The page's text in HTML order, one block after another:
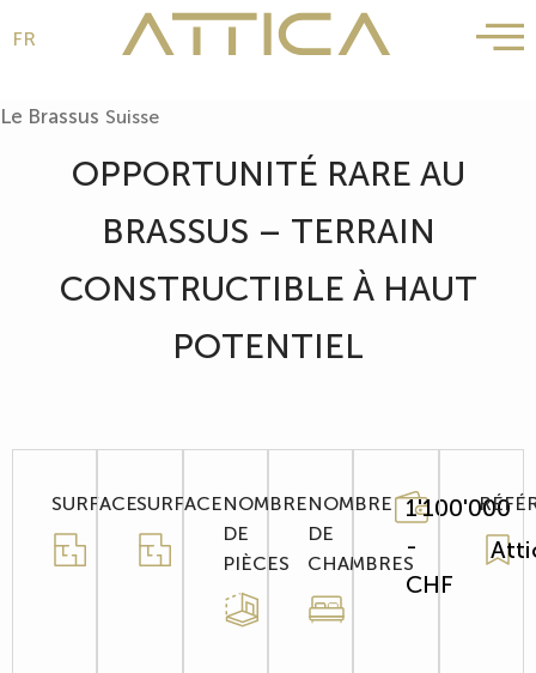
contenu
FR
Le Brassus Suisse
OPPORTUNITÉ RARE AU
BRASSUS – TERRAIN
CONSTRUCTIBLE À HAUT
POTENTIEL
SURFACESURFACENOMBRE
DE
PIÈCES
NOMBRE
DE
CHAMBRES
1'100'000
-
CHF